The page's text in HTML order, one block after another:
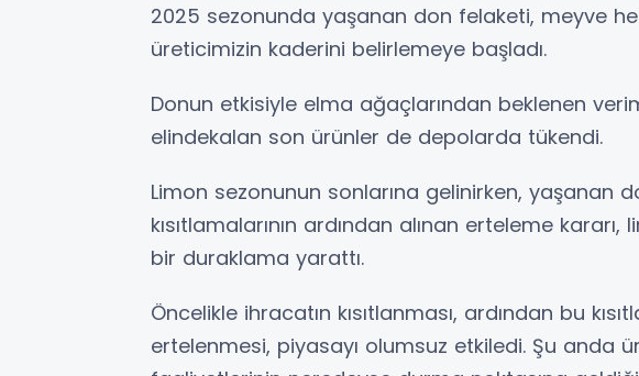
2025 sezonunda yaşanan don felaketi, meyve
üreticimizin kaderini belirlemeye başladı.
Donun etkisiyle elma ağaçlarından beklenen
elindekalan son ürünler de depolarda tükendi.
Limon sezonunun sonlarına gelinirken, yaşanan
kısıtlamalarının ardından alınan erteleme
bir duraklama yarattı.
Öncelikle ihracatın kısıtlanması, ardından bu
ertelenmesi, piyasayı olumsuz etkiledi. Şu anda